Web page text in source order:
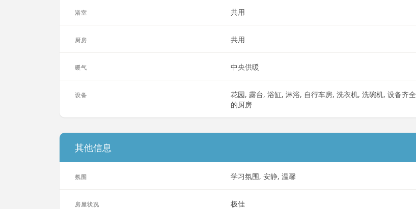
浴室 共用
厨房 共用
暖气 中央供暖
设备
花园, 露台, 浴缸, 淋浴, 自行车房, 洗衣机, 洗碗机, 设备齐全
的厨房
其他信息
氛围 学习氛围, 安静, 温馨
房屋状况 极佳